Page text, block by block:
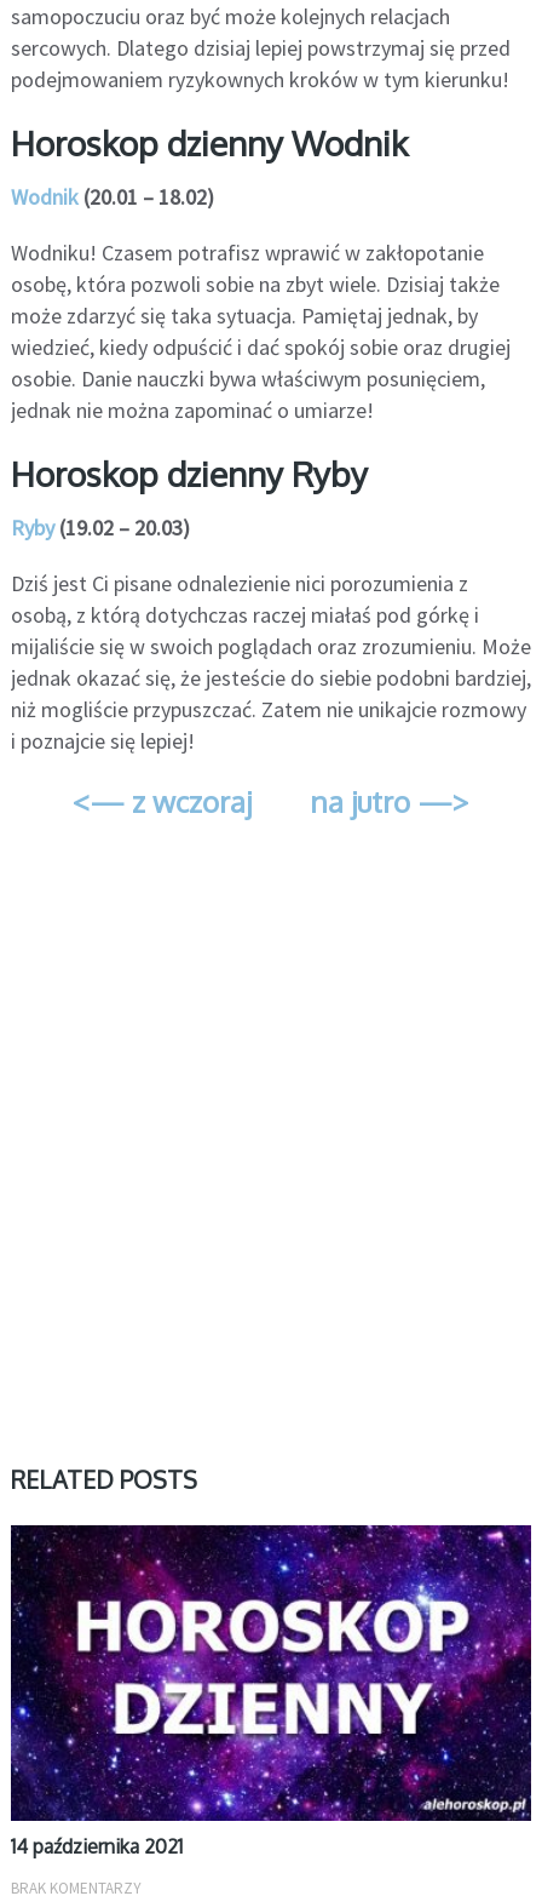
samopoczuciu oraz być może kolejnych relacjach
sercowych. Dlatego dzisiaj lepiej powstrzymaj się przed
podejmowaniem ryzykownych kroków w tym kierunku!
Horoskop dzienny Wodnik
Wodnik(20.01 – 18.02)
Wodniku! Czasem potrafisz wprawić w zakłopotanie
osobę, która pozwoli sobie na zbyt wiele. Dzisiaj także
może zdarzyć się taka sytuacja. Pamiętaj jednak, by
wiedzieć, kiedy odpuścić i dać spokój sobie oraz drugiej
osobie. Danie nauczki bywa właściwym posunięciem,
jednak nie można zapominać o umiarze!
Horoskop dzienny Ryby
Ryby(19.02 – 20.03)
Dziś jest Ci pisane odnalezienie nici porozumienia z
osobą, z którą dotychczas raczej miałaś pod górkę i
mijaliście się w swoich poglądach oraz zrozumieniu. Może
jednak okazać się, że jesteście do siebie podobni bardziej,
niż mogliście przypuszczać. Zatem nie unikajcie rozmowy
i poznajcie się lepiej!
<— z wczoraj na jutro —>
RELATED POSTS
DZIENNY
14 października 2021
BRAK KOMENTARZY